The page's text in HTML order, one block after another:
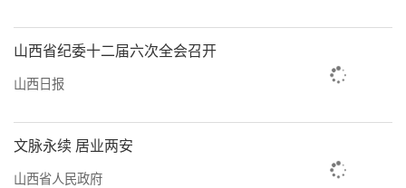
百信信创产业基地，工作人员保障订单交付。
邓伟强摄
责任编辑：李梓涵
山西省纪委十二届六次全会召开
山西日报
文脉永续 居业两安
山西省人民政府